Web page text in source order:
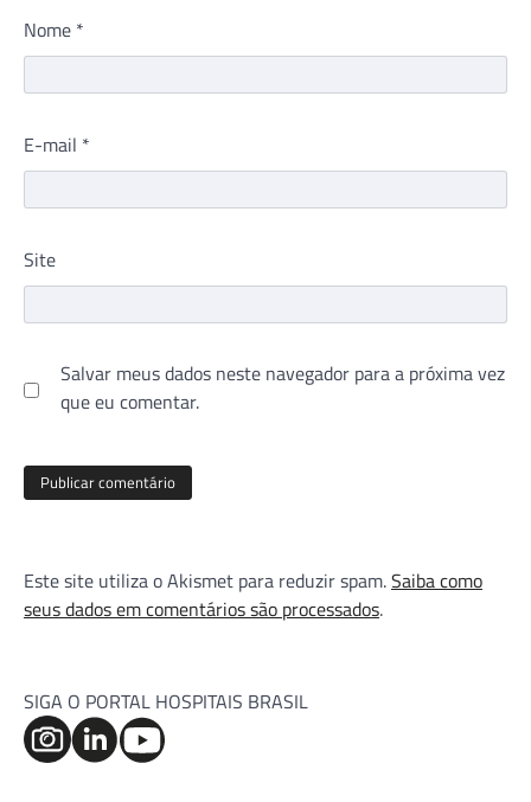
Nome *
E-mail *
Site
Salvar meus dados neste navegador para a próxima vez
que eu comentar.
Este site utiliza o Akismet para reduzir spam.Saiba como
seus dados em comentários são processados.
SIGA O PORTAL HOSPITAIS BRASIL